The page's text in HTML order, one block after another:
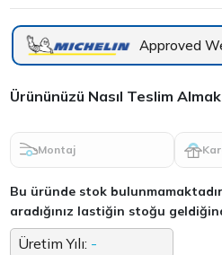
Approved
Ürününüzü Nasıl Teslim
Montaj
Bu üründe stok
aradığınız lastiğin stoğu
Üretim Yılı: -